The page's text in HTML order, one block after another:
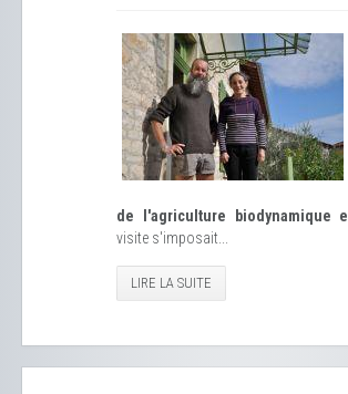
de l'agriculture biodynamique
visite s'imposait...
LIRE LA SUITE